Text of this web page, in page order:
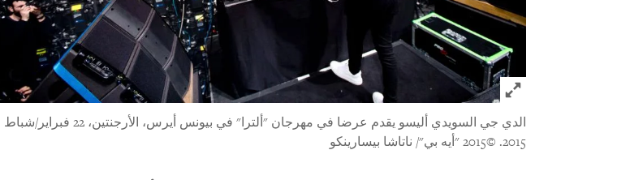
Click to expand Image
الدي جي السويدي أليسو يقدم عرضا في مهرجان "ألترا" في بيونس أيرس، الأرجنتين، 22 فبراير/شباط
2015. ©2015 "أيه بي"/ ناتاشا بيسارينكو